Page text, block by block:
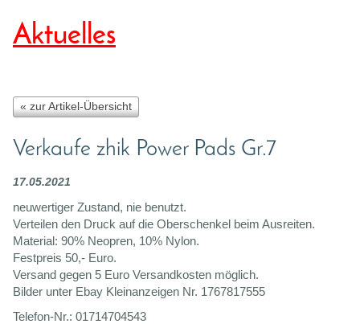
Aktuelles
« zur Artikel-Übersicht
Verkaufe zhik Power Pads Gr.7
17.05.2021
neuwertiger Zustand, nie benutzt.
Verteilen den Druck auf die Oberschenkel beim Ausreiten.
Material: 90% Neopren, 10% Nylon.
Festpreis 50,- Euro.
Versand gegen 5 Euro Versandkosten möglich.
Bilder unter Ebay Kleinanzeigen Nr. 1767817555
Telefon-Nr.: 01714704543